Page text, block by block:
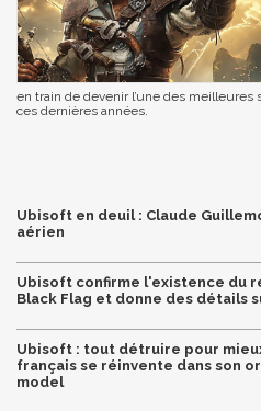
en train de devenir l’une des meilleures
ces dernières années.
Ubisoft en deuil : Claude
aérien
Ubisoft confirme l'existence du
Black Flag et donne des détails
Ubisoft : tout détruire pour
français se réinvente dans son
model